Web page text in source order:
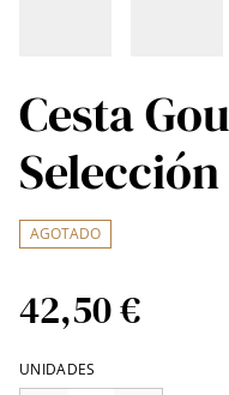
Cesta
AGOTADO
42,50 €
UNIDADES